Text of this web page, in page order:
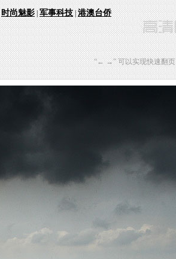
时尚魅影|军事科技|港澳台侨
“← →” 可以实现快速翻页